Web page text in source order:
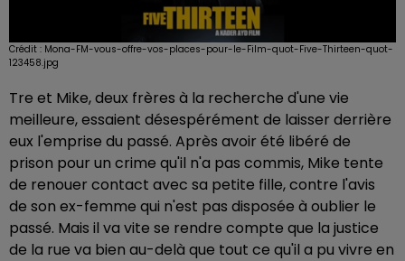
Crédit : Mona-FM-vous-offre-vos-places-pour-le-Film-quot-Five-Thirteen-quot-
123458.jpg
Tre et Mike, deux frères à la recherche d'une vie
meilleure, essaient désespérément de laisser derrière
eux l'emprise du passé. Après avoir été libéré de
prison pour un crime qu'il n'a pas commis, Mike tente
de renouer contact avec sa petite fille, contre l'avis
de son ex-femme qui n'est pas disposée à oublier le
passé. Mais il va vite se rendre compte que la justice
de la rue va bien au-delà que tout ce qu'il a pu vivre en